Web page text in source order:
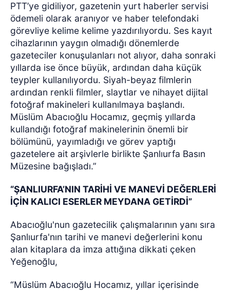
PTT’ye gidiliyor, gazetenin yurt haberler servisi
ödemeli olarak aranıyor ve haber telefondaki
görevliye kelime kelime yazdırılıyordu. Ses kayıt
cihazlarının yaygın olmadığı dönemlerde
gazeteciler konuşulanları not alıyor, daha sonraki
yıllarda ise önce büyük, ardından daha küçük
teypler kullanılıyordu. Siyah-beyaz filmlerin
ardından renkli filmler, slaytlar ve nihayet dijital
fotoğraf makineleri kullanılmaya başlandı.
Müslüm Abacıoğlu Hocamız, geçmiş yıllarda
kullandığı fotoğraf makinelerinin önemli bir
bölümünü, yayımladığı ve görev yaptığı
gazetelere ait arşivlerle birlikte Şanlıurfa Basın
Müzesine bağışladı.”
“ŞANLIURFA’NIN TARİHİ VE MANEVİ DEĞERLERİ
İÇİN KALICI ESERLER MEYDANA GETİRDİ”
Abacıoğlu'nun gazetecilik çalışmalarının yanı sıra
Şanlıurfa'nın tarihi ve manevi değerlerini konu
alan kitaplara da imza attığına dikkati çeken
Yeğenoğlu,
“Müslüm Abacıoğlu Hocamız, yıllar içerisinde